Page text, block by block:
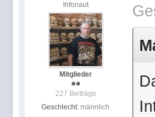
Infonaut
Mitglieder
227 Beiträge
Geschlecht: männlich